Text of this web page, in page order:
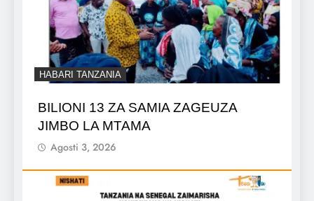
HABARI TANZANIA
BILIONI 13 ZA SAMIA ZAGEUZA
JIMBO LA MTAMA
Agosti 3, 2026